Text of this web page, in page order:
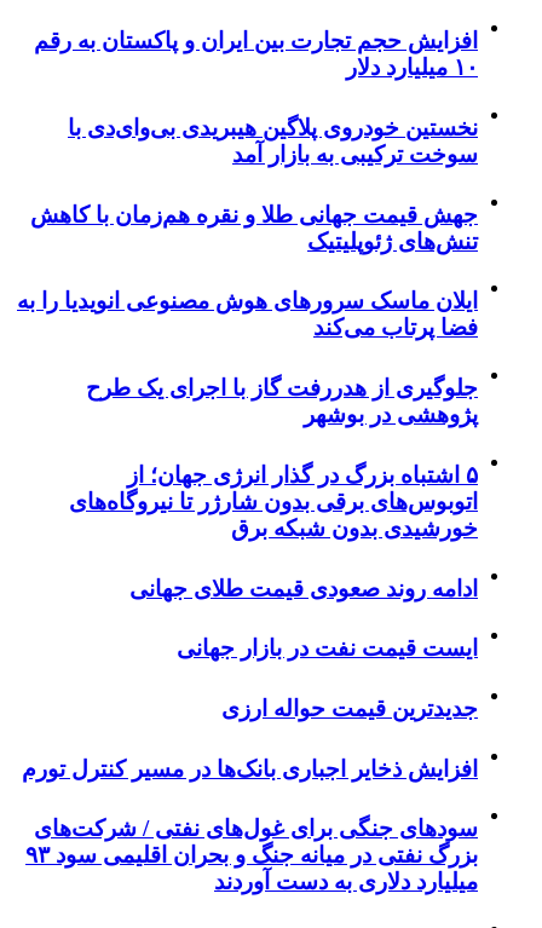
افزایش حجم تجارت بین ایران و پاکستان به رقم
۱۰ میلیارد دلار
نخستین خودروی پلاگین هیبریدی بی‌وای‌دی با
سوخت ترکیبی به بازار آمد
جهش قیمت جهانی طلا و نقره هم‌زمان با کاهش
تنش‌های ژئوپلیتیک
ایلان ماسک سرورهای هوش مصنوعی انویدیا را به
فضا پرتاب می‌کند
جلوگیری از هدررفت گاز با اجرای یک طرح
پژوهشی در بوشهر
۵ اشتباه بزرگ در گذار انرژی جهان؛ از
اتوبوس‌های برقی بدون شارژر تا نیروگاه‌های
خورشیدی بدون شبکه برق
ادامه روند صعودی قیمت طلای جهانی
ایست قیمت نفت در بازار جهانی
جدیدترین قیمت حواله ارزی
افزایش ذخایر اجباری بانک‌ها در مسیر کنترل تورم
سودهای جنگی برای غول‌های نفتی / شرکت‌های
بزرگ نفتی در میانه جنگ و بحران اقلیمی سود ۹۳
میلیارد دلاری به دست آوردند